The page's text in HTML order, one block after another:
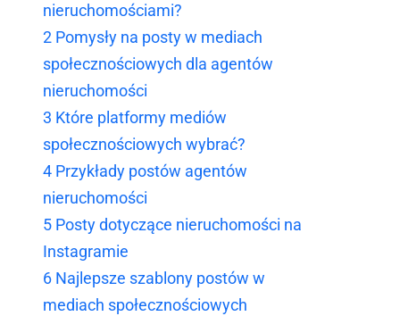
nieruchomościami?
2 Pomysły na posty w mediach
społecznościowych dla agentów
nieruchomości
3 Które platformy mediów
społecznościowych wybrać?
4 Przykłady postów agentów
nieruchomości
5 Posty dotyczące nieruchomości na
Instagramie
6 Najlepsze szablony postów w
mediach społecznościowych